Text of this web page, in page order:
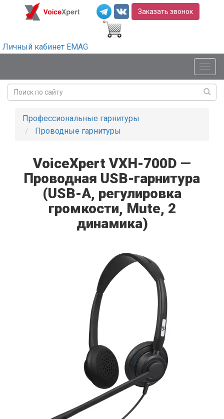
Заказать звонок
Личный кабинет EMAG
Профессиональные гарнитуры
Проводные гарнитуры
VoiceXpert VXH-700D —
Проводная USB-гарнитура
(USB-A, регулировка
громкости, Mute, 2
динамика)